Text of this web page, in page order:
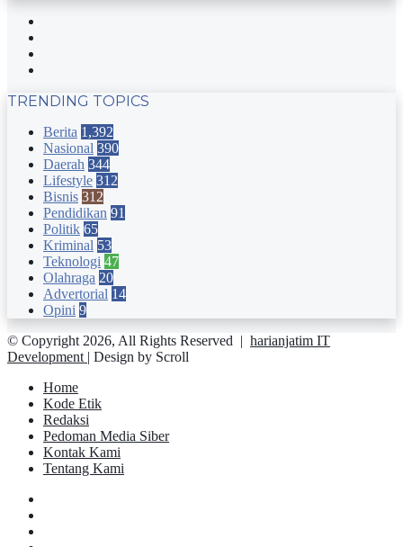
TRENDING TOPICS
Berita 1,392
Nasional 390
Daerah 344
Lifestyle 312
Bisnis 312
Pendidikan 91
Politik 65
Kriminal 53
Teknologi 47
Olahraga 20
Advertorial 14
Opini 9
© Copyright 2026, All Rights Reserved | harianjatim IT
Development | Design by Scroll
Home
Kode Etik
Redaksi
Pedoman Media Siber
Kontak Kami
Tentang Kami